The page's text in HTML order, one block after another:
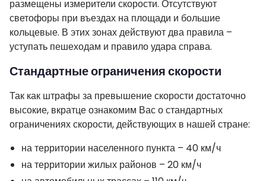
размещены измерители скорости. Отсутствуют
светофоры при въездах на площади и большие
кольцевые. В этих зонах действуют два правила –
уступать пешеходам и правило удара справа.
Стандартные ограничения скорости
Так как штрафы за превышение скорости достаточно
высокие, вкратце ознакомим Вас о стандартных
ограничениях скорости, действующих в нашей стране:
на территории населенного пункта – 40 км/ч
на территории жилых районов – 20 км/ч